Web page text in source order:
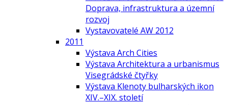
Doprava, infrastruktura a územní
rozvoj
Vystavovatelé AW 2012
2011
Výstava Arch Cities
Výstava Architektura a urbanismus
Visegrádské čtyřky
Výstava Klenoty bulharských ikon
XIV.–XIX. století